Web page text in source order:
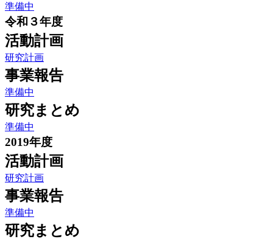
準備中
令和３年度
活動計画
研究計画
事業報告
準備中
研究まとめ
準備中
2019年度
活動計画
研究計画
事業報告
準備中
研究まとめ